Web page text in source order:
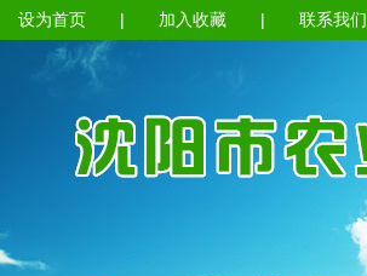
设为首页 | 加入收藏 | 联系我们